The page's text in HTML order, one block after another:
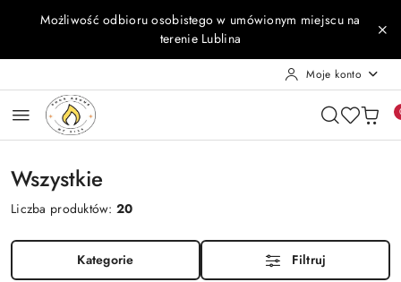
Przejdź do treści głównej
Przejdź do wyszukiwarki
Przejdź do moje konto
Przejdź do menu głównego
Przejdź do stopki
Możliwość odbioru osobistego w umówionym miejscu na
terenie Lublina
Moje konto
Wszystkie
Liczba produktów:20
Kategorie Filtruj